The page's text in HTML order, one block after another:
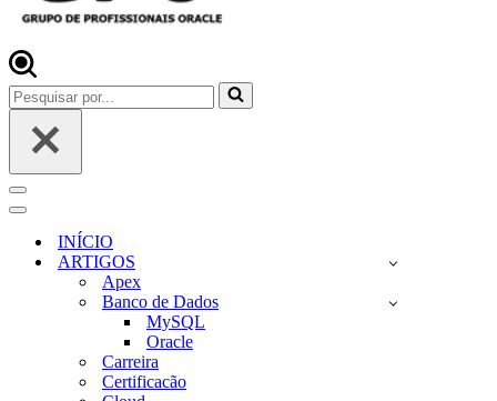
Pesquisar
por...
Menu
de
navegação
Menu
navegaçãoINÍCIO
ARTIGOS
Apex
Banco de Dados
MySQL
Oracle
Carreira
Certificacão